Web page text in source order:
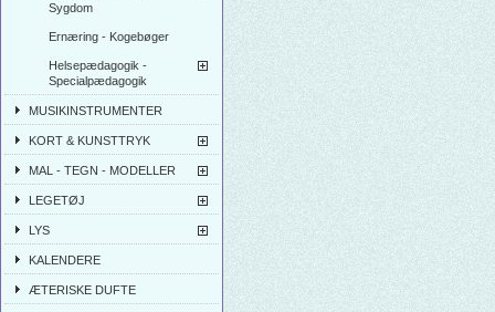
Sygdom
Ernæring - Kogebøger
Helsepædagogik -
Specialpædagogik
MUSIKINSTRUMENTER
KORT & KUNSTTRYK
MAL - TEGN - MODELLER
LEGETØJ
LYS
KALENDERE
ÆTERISKE DUFTE